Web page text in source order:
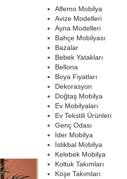
Alfemo Mobilya
Avize Modelleri
Ayna Modelleri
Bahçe Mobilyası
Bazalar
Bebek Yatakları
Bellona
Boya Fiyatları
Dekorasyon
Doğtaş Mobilya
Ev Mobilyaları
Ev Tekstili Ürünleri
Genç Odası
İder Mobilya
İstikbal Mobilya
Kelebek Mobilya
Koltuk Takımları
Köşe Takımları